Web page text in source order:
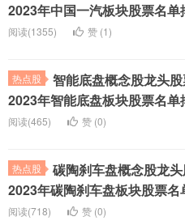
2023年中国一汽板块股票名单
阅读(1355)
赞 (1)
热点股
智能底盘概念股龙头
2023年智能底盘板块股票名单
阅读(465)
赞 (0)
热点股
碳陶刹车盘概念股龙
2023年碳陶刹车盘板块股票名
阅读(718)
赞 (0)